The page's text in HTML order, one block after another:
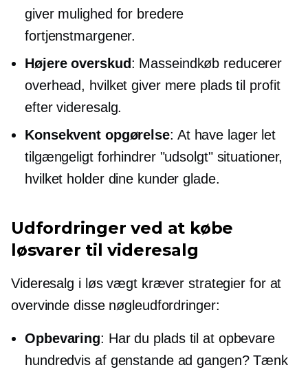
giver mulighed for bredere
fortjenstmargener.
Højere overskud: Masseindkøb reducerer
overhead, hvilket giver mere plads til profit
efter videresalg.
Konsekvent opgørelse: At have lager let
tilgængeligt forhindrer "udsolgt" situationer,
hvilket holder dine kunder glade.
Udfordringer ved at købe
løsvarer til videresalg
Videresalg i løs vægt kræver strategier for at
overvinde disse nøgleudfordringer:
Opbevaring: Har du plads til at opbevare
hundredvis af genstande ad gangen? Tænk